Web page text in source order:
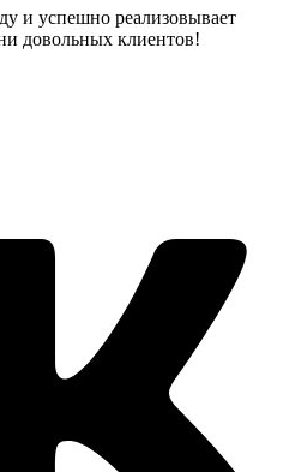
и успешно реализовывает
довольных клиентов!